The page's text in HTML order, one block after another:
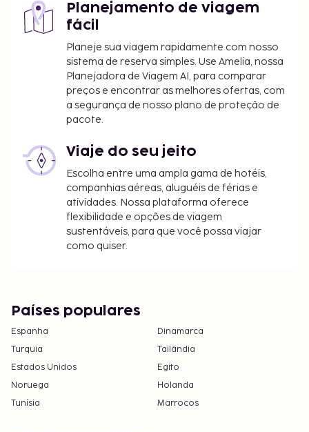
Planejamento de viagem
fácil
Planeje sua viagem rapidamente com nosso
sistema de reserva simples. Use Amelia, nossa
Planejadora de Viagem AI, para comparar
preços e encontrar as melhores ofertas, com
a segurança de nosso plano de proteção de
pacote.
Viaje do seu jeito
Escolha entre uma ampla gama de hotéis,
companhias aéreas, aluguéis de férias e
atividades. Nossa plataforma oferece
flexibilidade e opções de viagem
sustentáveis, para que você possa viajar
como quiser.
Países populares
Espanha
Dinamarca
Turquia
Tailândia
Estados Unidos
Egito
Noruega
Holanda
Tunísia
Marrocos